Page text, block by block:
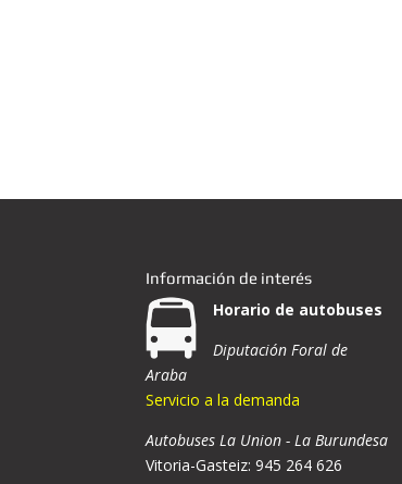
Información de interés
Horario de autobuses
Diputación Foral de
Araba
Servicio a la demanda
Autobuses La Union - La Burundesa
Vitoria-Gasteiz: 945 264 626